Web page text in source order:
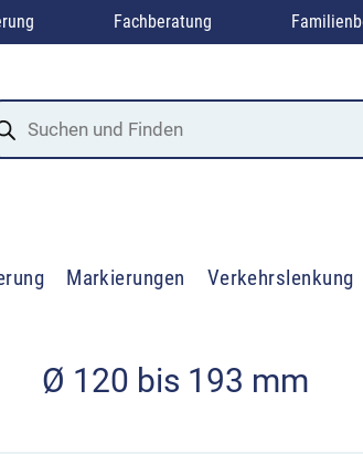
Fachberatung
Markierungen Verkehrslenkung
Ø 120 bis 193 mm